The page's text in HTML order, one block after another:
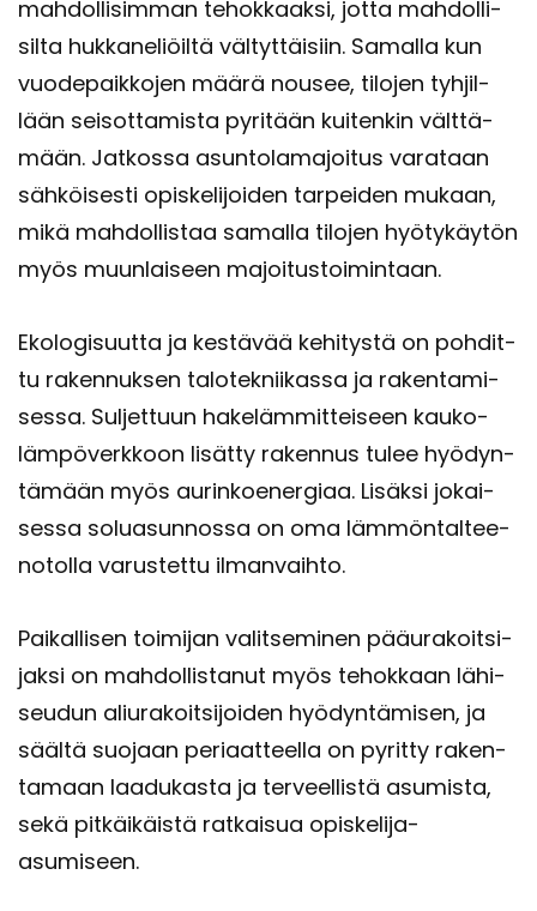
mah­dol­li­sim­man te­hok­kaak­si, jotta mah­dol­li­
sil­ta huk­ka­ne­liöil­tä väl­tyt­täi­siin. Sa­mal­la kun
vuo­de­paik­ko­jen määrä nousee, ti­lo­jen tyh­jil­
lään sei­sot­ta­mis­ta py­ri­tään kui­ten­kin vält­tä­
mään. Jat­kos­sa asun­to­la­ma­joi­tus va­ra­taan
säh­köi­ses­ti opis­ke­li­joi­den tar­pei­den mu­kaan,
mikä mah­dol­lis­taa sa­mal­la ti­lo­jen hyö­ty­käy­tön
myös muun­lai­seen ma­joi­tus­toi­min­taan.
Eko­lo­gi­suut­ta ja kes­tä­vää ke­hi­tys­tä on poh­dit­
tu ra­ken­nuk­sen ta­lo­tek­nii­kas­sa ja ra­ken­ta­mi­
ses­sa. Sul­jet­tuun ha­ke­läm­mit­tei­seen kau­ko­
läm­pö­verk­koon li­sät­ty ra­ken­nus tulee hyö­dyn­
tä­mään myös au­rin­koe­ner­gi­aa. Li­säk­si jo­kai­
ses­sa so­lua­sun­nos­sa on oma läm­mön­tal­tee­
no­tol­la va­rus­tet­tu il­man­vaih­to.
Pai­kal­li­sen toi­mi­jan va­lit­se­mi­nen pää­ura­koit­si­
jak­si on mah­dol­lis­ta­nut myös te­hok­kaan lä­hi­
seu­dun aliu­ra­koit­si­joi­den hyö­dyn­tä­mi­sen, ja
sääl­tä suo­jaan pe­ri­aat­teel­la on py­rit­ty ra­ken­
ta­maan laa­du­kas­ta ja ter­veel­lis­tä asu­mis­ta,
sekä pit­käi­käis­tä rat­kai­sua opiskelija-​
asumiseen.